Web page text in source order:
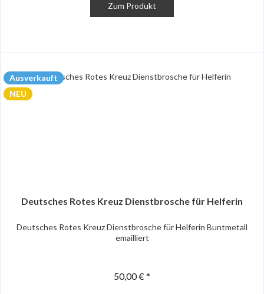
Zum Produkt
Ausverkauft
NEU
Deutsches Rotes Kreuz Dienstbrosche für Helferin
Deutsches Rotes Kreuz Dienstbrosche für Helferin Buntmetall
emailliert
50,00 € *